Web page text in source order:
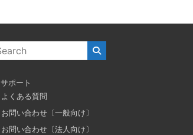
サポート
よくある質問
お問い合わせ〔一般向け〕
お問い合わせ〔法人向け〕